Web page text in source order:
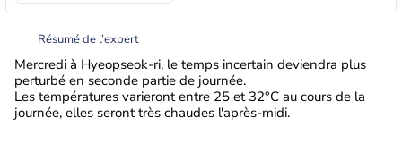
Résumé de l’expert
Mercredi à Hyeopseok-ri, le temps incertain deviendra plus
perturbé en seconde partie de journée.
Les températures varieront entre 25 et 32°C au cours de la
journée, elles seront très chaudes l'après-midi.